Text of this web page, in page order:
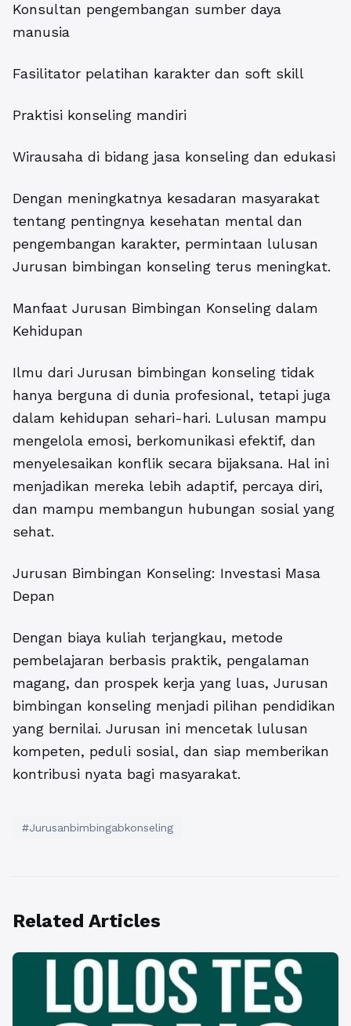
Konsultan pengembangan sumber daya
manusia
Fasilitator pelatihan karakter dan soft skill
Praktisi konseling mandiri
Wirausaha di bidang jasa konseling dan edukasi
Dengan meningkatnya kesadaran masyarakat
tentang pentingnya kesehatan mental dan
pengembangan karakter, permintaan lulusan
Jurusan bimbingan konseling terus meningkat.
Manfaat Jurusan Bimbingan Konseling dalam
Kehidupan
Ilmu dari Jurusan bimbingan konseling tidak
hanya berguna di dunia profesional, tetapi juga
dalam kehidupan sehari-hari. Lulusan mampu
mengelola emosi, berkomunikasi efektif, dan
menyelesaikan konflik secara bijaksana. Hal ini
menjadikan mereka lebih adaptif, percaya diri,
dan mampu membangun hubungan sosial yang
sehat.
Jurusan Bimbingan Konseling: Investasi Masa
Depan
Dengan biaya kuliah terjangkau, metode
pembelajaran berbasis praktik, pengalaman
magang, dan prospek kerja yang luas, Jurusan
bimbingan konseling menjadi pilihan pendidikan
yang bernilai. Jurusan ini mencetak lulusan
kompeten, peduli sosial, dan siap memberikan
kontribusi nyata bagi masyarakat.
#Jurusanbimbingabkonseling
Related Articles